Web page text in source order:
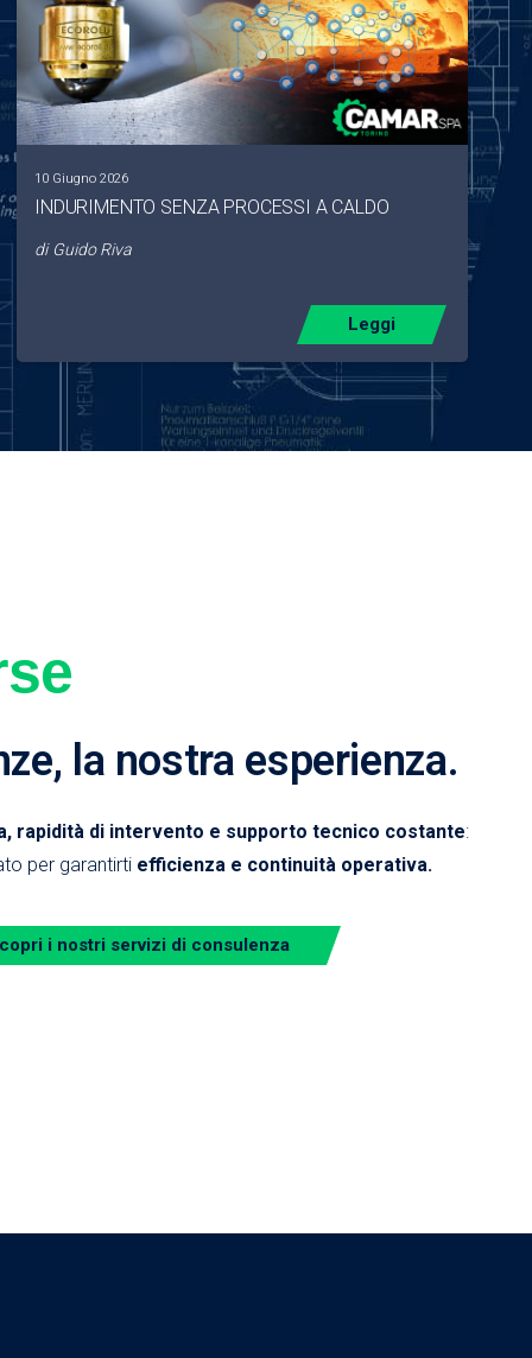
10 Giugno 2026
INDURIMENTO SENZA PROCESSI A CALDO
di Guido Riva
Leggi
la nostra esperienza.
rapidità di intervento e supporto tecnico costante:
per garantirti efficienza e continuità operativa.
i nostri servizi di consulenza